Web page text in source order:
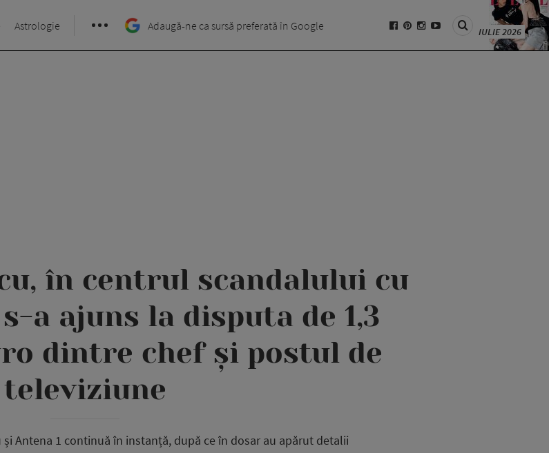
Astrologie Adaugă-ne ca sursă preferată în Google IULIE 2026
în centrul scandalului cu
a ajuns la disputa de 1,3
dintre chef și postul de
televiziune
Antena 1 continuă în instanță, după ce în dosar au apărut detalii